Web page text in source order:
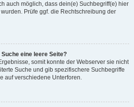
auch möglich, dass dein(e) Suchbegriff(e) hier
Prüfe ggf. die Rechtschreibung der
eine leere Seite?
somit konnte der Webserver sie nicht
Suche und gib spezifischere Suchbegriffe
auf verschiedene Unterforen.